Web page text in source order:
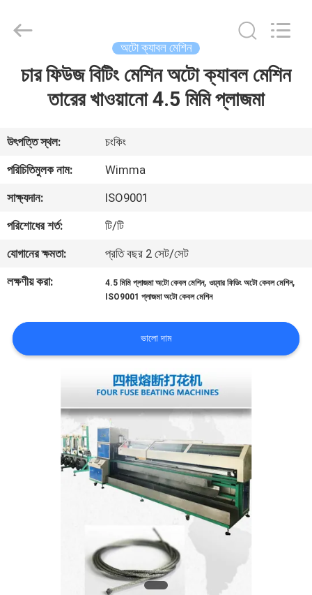
বাড়ি
ভিডিও
আমাদের
সম্বন্ধে
কারখানা
গুণমান
Parts
Reserved.
অটো ক্যাবল মেশিন
চার ফিউজ বিটিং মেশিন অটো ক্যাবল মেশিন
তারের খাওয়ানো 4.5 মিমি প্লাজমা
উৎপত্তি স্থল:
চংকিং
পরিচিতিমুলক নাম:
Wimma
সাক্ষ্যদান:
ISO9001
পরিশোধের শর্ত:
টি/টি
যোগানের ক্ষমতা:
প্রতি বছর 2 সেট/সেট
লক্ষণীয় করা:
4.5 মিমি প্লাজমা অটো কেবল মেশিন,ওয়্যার ফিডিং অটো কেবল মেশিন,
ISO9001 প্লাজমা অটো কেবল মেশিন
ভালো দাম